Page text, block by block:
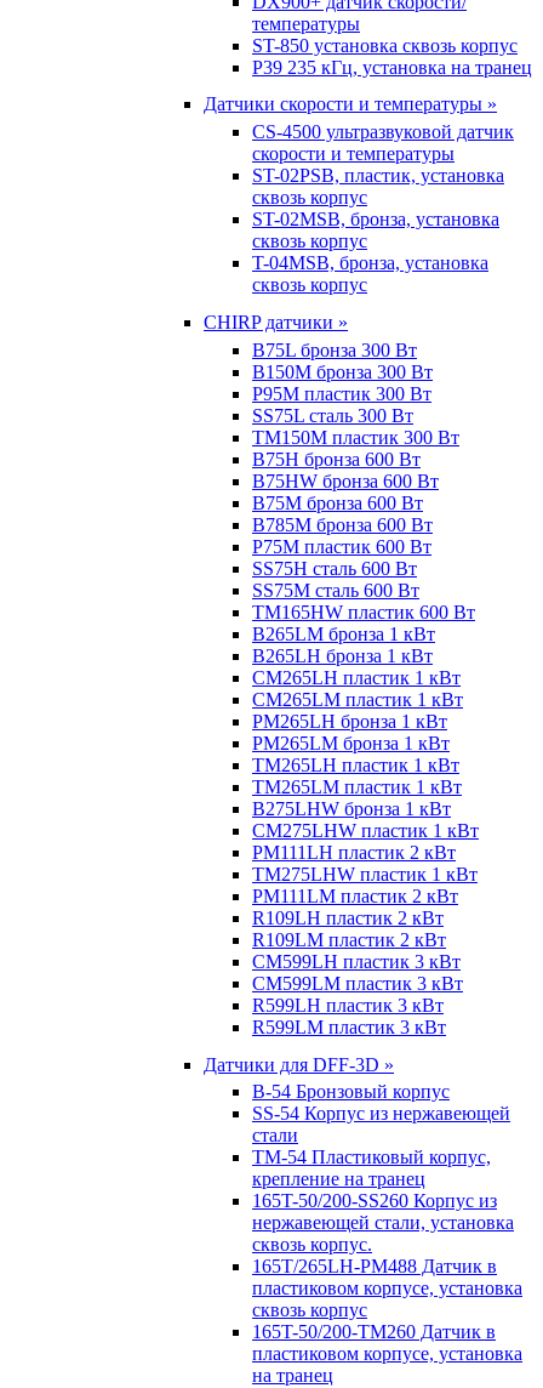
температуры
ST-850 установка сквозь корпус
P39 235 кГц, установка на транец
Датчики скорости и температуры »
CS-4500 ультразвуковой датчик
скорости и температуры
ST-02PSB, пластик, установка
сквозь корпус
ST-02MSB, бронза, установка
сквозь корпус
T-04MSB, бронза, установка
сквозь корпус
CHIRP датчики »
B75L бронза 300 Вт
B150M бронза 300 Вт
P95M пластик 300 Вт
SS75L сталь 300 Вт
TM150M пластик 300 Вт
B75H бронза 600 Вт
B75HW бронза 600 Вт
B75M бронза 600 Вт
B785M бронза 600 Вт
P75M пластик 600 Вт
SS75H сталь 600 Вт
SS75M сталь 600 Вт
TM165HW пластик 600 Вт
B265LM бронза 1 кВт
B265LH бронза 1 кВт
CM265LH пластик 1 кВт
CM265LM пластик 1 кВт
PM265LH бронза 1 кВт
PM265LM бронза 1 кВт
TM265LH пластик 1 кВт
TM265LM пластик 1 кВт
B275LHW бронза 1 кВт
CM275LHW пластик 1 кВт
PM111LH пластик 2 кВт
TM275LHW пластик 1 кВт
PM111LM пластик 2 кВт
R109LH пластик 2 кВт
R109LM пластик 2 кВт
CM599LH пластик 3 кВт
CM599LM пластик 3 кВт
R599LH пластик 3 кВт
R599LM пластик 3 кВт
Датчики для DFF-3D »
B-54 Бронзовый корпус
SS-54 Корпус из нержавеющей
стали
TM-54 Пластиковый корпус,
крепление на транец
165T-50/200-SS260 Корпус из
нержавеющей стали, установка
сквозь корпус.
165T/265LH-PM488 Датчик в
пластиковом корпусе, установка
сквозь корпус
165T-50/200-TM260 Датчик в
пластиковом корпусе, установка
на транец